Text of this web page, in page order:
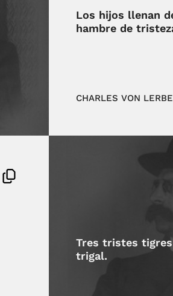
Los hijos llenan
hambre de
CHARLES VON
Tres tristes
trigal.